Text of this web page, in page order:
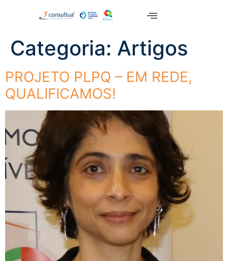
Categoria: Artigos
PROJETO PLPQ – EM REDE,
QUALIFICAMOS!